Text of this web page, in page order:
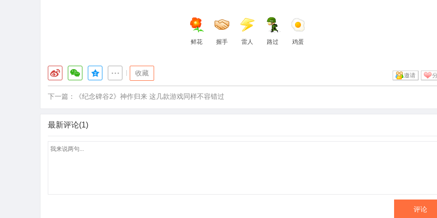
鲜花 握手 雷人 路过 鸡蛋
收藏 邀请
下一篇： 《纪念碑谷2》神作归来 这几款游戏同样不容错过
最新评论(1)
评论